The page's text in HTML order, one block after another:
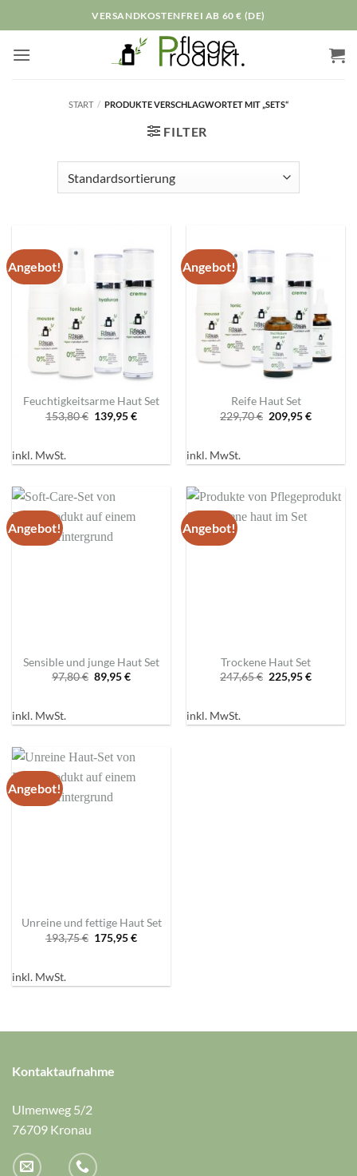
Inhalt
springen
VERSANDKOSTENFREI AB 60 € (DE)
START / PRODUKTE VERSCHLAGWORTET MIT „SETS“
FILTER
Angebot!
Feuchtigkeitsarme Haut Set
153,80€ Ursprünglicher
Preis
139,95€Aktueller
inkl. MwSt.
Angebot!
Reife Haut Set
229,70€ Ursprünglicher
Preis
209,95€Aktueller
inkl. MwSt.
Angebot!
Sensible und junge Haut Set
97,80€ Ursprünglicher
Preis
89,95€Aktueller
inkl. MwSt.
Angebot!
Trockene Haut Set
247,65€ Ursprünglicher
Preis
225,95€Aktueller
inkl. MwSt.
Angebot!
Unreine und fettige Haut Set
193,75€ Ursprünglicher
Preis
175,95€Aktueller
inkl. MwSt.
Kontaktaufnahme
Ulmenweg 5/2
76709 Kronau